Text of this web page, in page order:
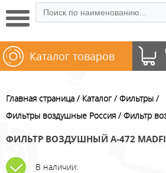
Каталог товаров
Главная страница Каталог
Фильтры
Фильтры воздушные Россия
Фильтр
ФИЛЬТР ВОЗДУШНЫЙ A-472
В наличии: